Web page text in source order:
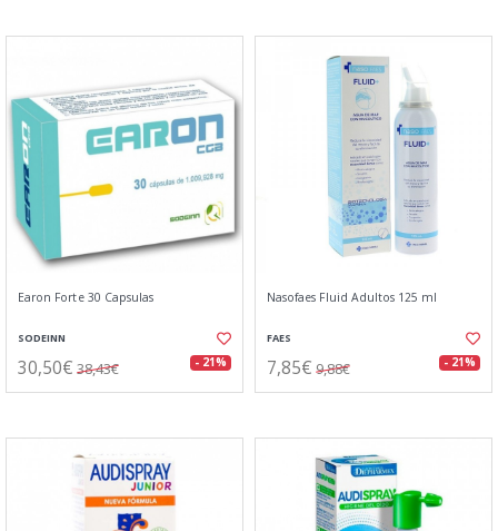
Earon Forte 30 Capsulas
SODEINN
30,50€ 38,43€ - 21%
Nasofaes Fluid Adultos 125 ml
FAES
7,85€ 9,88€ - 21%